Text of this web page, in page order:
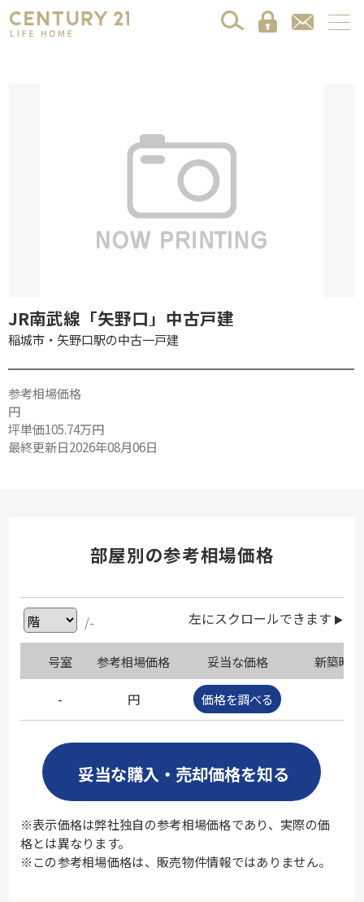
JR南武線「矢野口」中古戸建
稲城市・矢野口駅の中古一戸建
参考相場価格
円
坪単価105.74万円
最終更新日2026年08月06日
部屋別の参考相場価格
/- 左にスクロールできます
号室 参考相場価格 妥当な価格 新築時
- 円 価格を調べる
妥当な購入・売却価格を知る
※表示価格は弊社独自の参考相場価格であり、実際の価
格とは異なります。
※この参考相場価格は、販売物件情報ではありません。